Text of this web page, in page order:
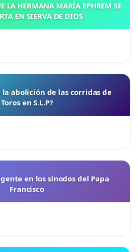
LA HERMANA MARÍA EPHREM SE
EN SIERVA DE DIOS
la abolición de las corridas de
Toros en S.L.P?
en los sínodos del Papa
Francisco